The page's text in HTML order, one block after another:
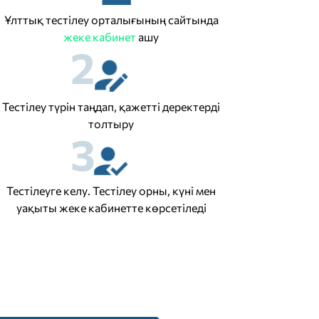
Ұлттық тестілеу орталығының сайтында
жеке кабинет ашу
2
Тестілеу түрін таңдап, қажетті деректерді
толтыру
3
Тестілеуге келу. Тестілеу орны, күні мен
уақыты жеке кабинетте көрсетіледі